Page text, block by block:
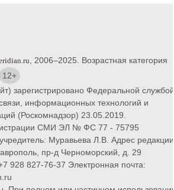
, 2006–2025. Возрастная категория
12+
зарегистрировано Федеральной службой
информационных технологий и
(Роскомнадзор) 23.05.2019.
СМИ ЭЛ № ФС 77 - 75795
Муравьева Л.В. Адрес
пр-д Черноморский, д. 29
928 827-76-37 Электронная почта: